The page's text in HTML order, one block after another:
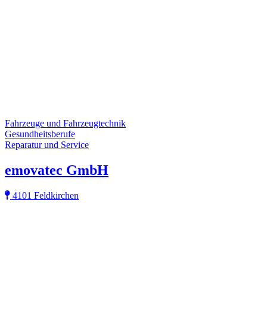
Fahrzeuge und Fahrzeugtechnik
Gesundheitsberufe
Reparatur und Service
emovatec GmbH
4101 Feldkirchen